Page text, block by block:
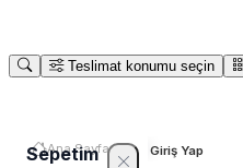
Teslimat konumu seçin
Sepetim
Ana Sayfa Giriş Yap